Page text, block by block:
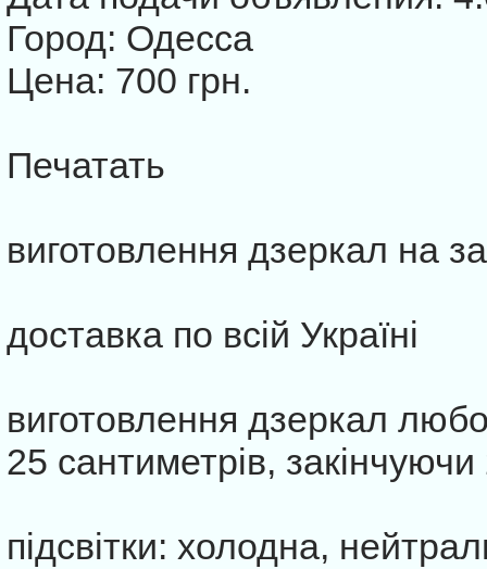
Город: Одесса
Цена: 700 грн.
Печатать
виготовлення дзеркал на
доставка по всій Україні
виготовлення дзеркал
25 сантиметрів,
підсвітки: холодна,